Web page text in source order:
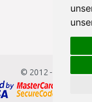
© 2012 - 2026